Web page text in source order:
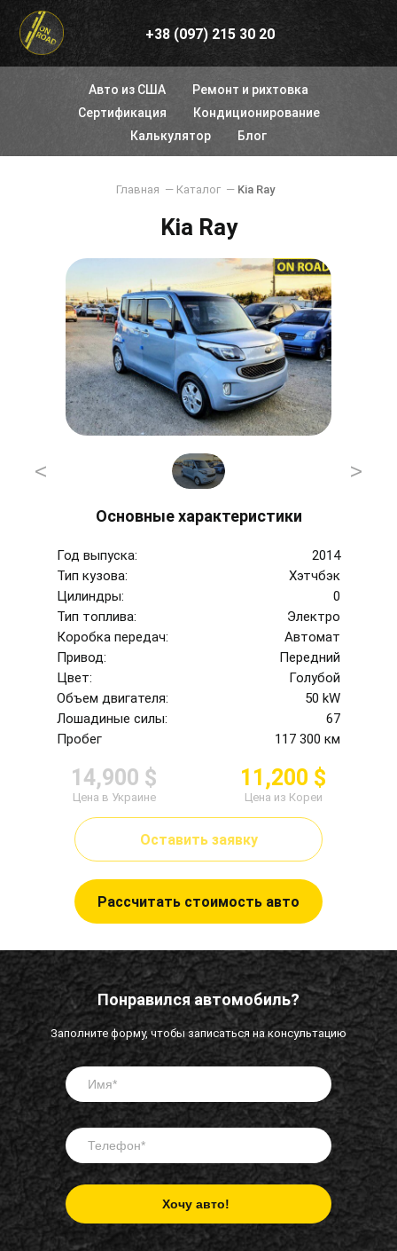
+38 (097) 215 30 20
Авто из США
Ремонт и рихтовка
Сертификация
Кондиционирование
Калькулятор
Блог
Главная — Каталог — Kia Ray
Kia Ray
>
<
Основные характеристики
Год выпуска:
2014
Тип кузова:
Хэтчбэк
Цилиндры:
0
Тип топлива:
Электро
Коробка передач:
Автомат
Привод:
Передний
Цвет:
Голубой
Объем двигателя:
50 kW
Лошадиные силы:
67
Пробег
117 300 км
14,900 $
Цена в Украине
11,200 $
Цена из Кореи
Оставить заявку
Рассчитать стоимость авто
Понравился автомобиль?
Заполните форму, чтобы записаться на консультацию